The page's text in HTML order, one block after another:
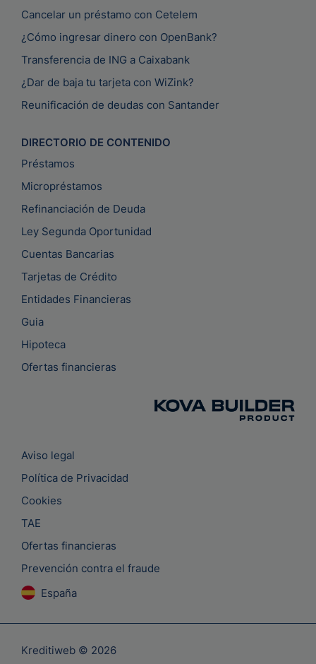
Cancelar un préstamo con Cetelem
¿Cómo ingresar dinero con OpenBank?
Transferencia de ING a Caixabank
¿Dar de baja tu tarjeta con WiZink?
Reunificación de deudas con Santander
DIRECTORIO DE CONTENIDO
Préstamos
Micropréstamos
Refinanciación de Deuda
Ley Segunda Oportunidad
Cuentas Bancarias
Tarjetas de Crédito
Entidades Financieras
Guia
Hipoteca
Ofertas financieras
Aviso legal
Política de Privacidad
Cookies
TAE
Ofertas financieras
Prevención contra el fraude
España
Kreditiweb © 2026